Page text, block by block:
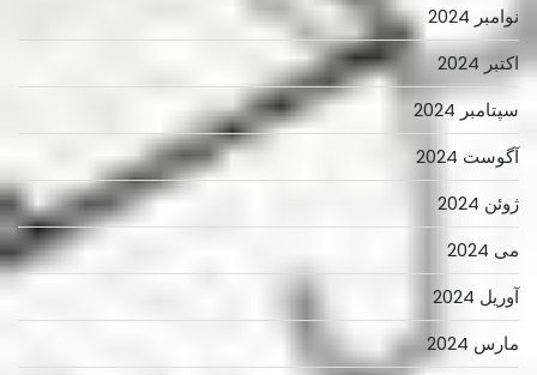
نوامبر 2024
اکتبر 2024
سپتامبر 2024
آگوست 2024
ژوئن 2024
می 2024
آوریل 2024
مارس 2024